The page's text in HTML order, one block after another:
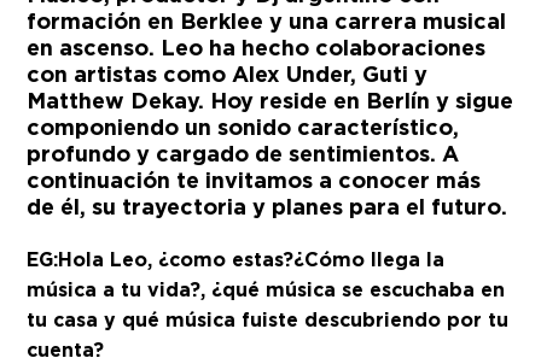
formación en Berklee y una carrera musical
en ascenso. Leo ha hecho colaboraciones
con artistas como Alex Under, Guti y
Matthew Dekay. Hoy reside en Berlín y sigue
componiendo un sonido característico,
profundo y cargado de sentimientos. A
continuación te invitamos a conocer más
de él, su trayectoria y planes para el futuro.
EG:Hola Leo, ¿como estas?¿Cómo llega la
música a tu vida?, ¿qué música se escuchaba en
tu casa y qué música fuiste descubriendo por tu
cuenta?